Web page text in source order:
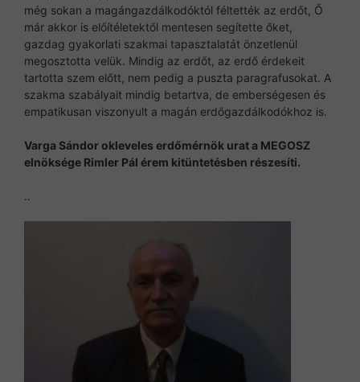
még sokan a magángazdálkodóktól féltették az erdőt, Ő
már akkor is előítéletektől mentesen segítette őket,
gazdag gyakorlati szakmai tapasztalatát önzetlenül
megosztotta velük. Mindig az erdőt, az erdő érdekeit
tartotta szem előtt, nem pedig a puszta paragrafusokat. A
szakma szabályait mindig betartva, de emberségesen és
empatikusan viszonyult a magán erdőgazdálkodókhoz is.
Varga Sándor okleveles erdőmérnök urat a MEGOSZ
elnöksége Rimler Pál érem kitüntetésben részesíti.
..